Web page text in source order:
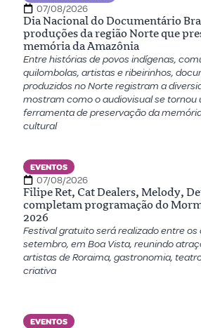
07/08/2026
Dia Nacional do Documentário
produções da região Norte que
memória da Amazônia
Entre histórias de povos indígenas,
quilombolas, artistas e ribeirinhos,
produzidos no Norte registram a
mostram como o audiovisual se
ferramenta de preservação da
cultural
EVENTOS
07/08/2026
Filipe Ret, Cat Dealers, Melody,
completam programação do
2026
Festival gratuito será realizado entre os
setembro, em Boa Vista, reunindo
artistas de Roraima, gastronomia,
criativa
EVENTOS